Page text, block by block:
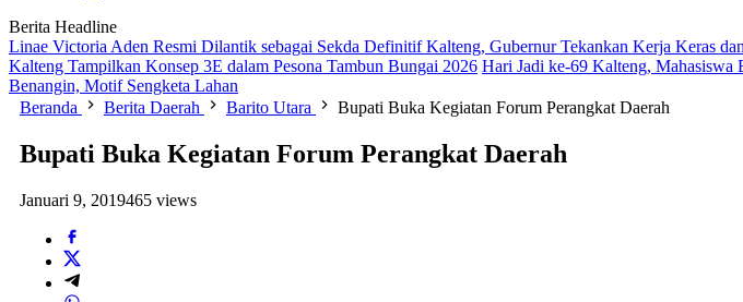
Berita Headline
Linae Victoria Aden Resmi Dilantik sebagai Sekda Definitif Kalteng, Gubernur Tekankan Kerja Keras
Kalteng Tampilkan Konsep 3E dalam Pesona Tambun Bungai 2026 Hari Jadi ke-69 Kalteng, Mahasiswa
Benangin, Motif Sengketa Lahan
Beranda
Berita Daerah Barito Utara Bupati Buka Kegiatan Forum Perangkat Daerah
Bupati Buka Kegiatan Forum Perangkat Daerah
Januari 9, 2019465 views